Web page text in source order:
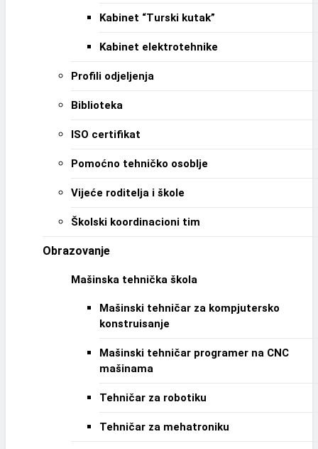
Kabinet “Turski kutak”
Kabinet elektrotehnike
Profili odjeljenja
Biblioteka
ISO certifikat
Pomoćno tehničko osoblje
Vijeće roditelja i škole
Školski koordinacioni tim
Obrazovanje
Mašinska tehnička škola
Mašinski tehničar za kompjutersko
konstruisanje
Mašinski tehničar programer na CNC
mašinama
Tehničar za robotiku
Tehničar za mehatroniku